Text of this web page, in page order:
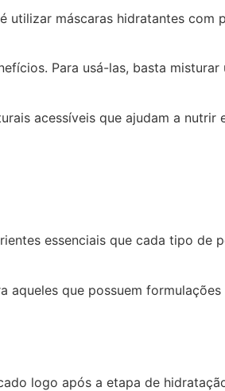
utilizar máscaras hidratantes com
Para usá-las, basta misturar
acessíveis que ajudam a nutrir
essenciais que cada tipo de
que possuem formulações
logo após a etapa de